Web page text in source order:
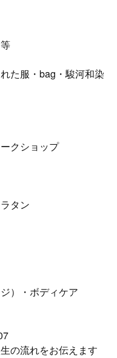
た服・bag・駿河和染
クショップ
タン
）・ボディケア
の流れをお伝えます